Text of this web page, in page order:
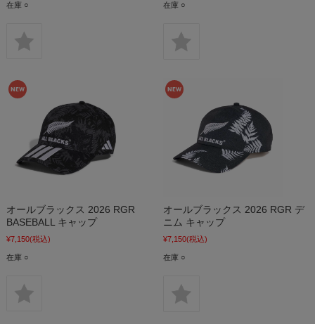
在庫 ○ 在庫 ○
オールブラックス 2026 RGR
BASEBALL キャップ
¥7,150(税込)
在庫 ○
オールブラックス 2026 RGR デ
ニム キャップ
¥7,150(税込)
在庫 ○